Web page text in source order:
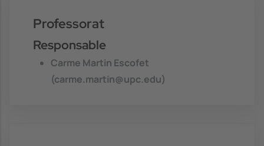
Professorat
Responsable
Carme Martin Escofet
(carme.martin@upc.edu)